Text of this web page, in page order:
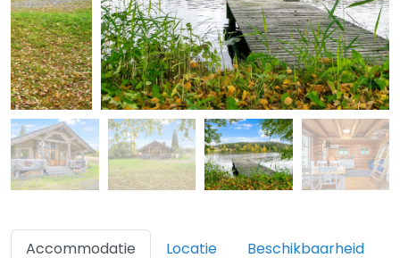
Accommodatie Locatie Beschikbaarheid